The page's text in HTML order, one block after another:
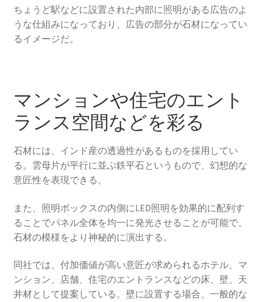
ちょうど駅などに設置された内部に照明がある広告のよ
うな仕組みになっており、広告の部分が石材になってい
るイメージだ。
マンションや住宅のエント
ランス空間などを彩る
石材には、インド産の透過性があるものを採用してい
る。雲母片が平行に並ぶ鉄平石というもので、幻想的な
意匠性を表現できる。
また、照明ボックスの内側にLED照明を効果的に配列す
ることでパネル全体を均一に発光させることが可能で、
石材の模様をより神秘的に演出する。
同社では、付加価値が高い意匠が求められるホテル、マ
ンション、店舗、住宅のエントランスなどの床、壁、天
井材として提案している。壁に設置する場合、一般的な